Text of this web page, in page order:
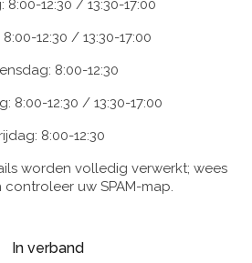
8:00-12:30 / 13:30-17:00
12:30 / 13:30-17:00
8:00-12:30
8:00-12:30 / 13:30-17:00
8:00-12:30
worden volledig verwerkt; wees
uw SPAM-map.
In verband